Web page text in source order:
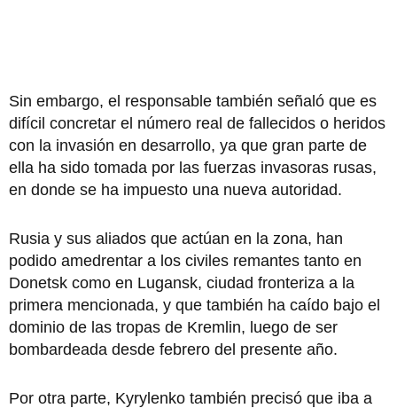
Sin embargo, el responsable también señaló que es
difícil concretar el número real de fallecidos o heridos
con la invasión en desarrollo, ya que gran parte de
ella ha sido tomada por las fuerzas invasoras rusas,
en donde se ha impuesto una nueva autoridad.
Rusia y sus aliados que actúan en la zona, han
podido amedrentar a los civiles remantes tanto en
Donetsk como en Lugansk, ciudad fronteriza a la
primera mencionada, y que también ha caído bajo el
dominio de las tropas de Kremlin, luego de ser
bombardeada desde febrero del presente año.
Por otra parte, Kyrylenko también precisó que iba a